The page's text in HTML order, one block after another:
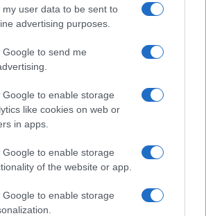
my user data to be sent to
advertising purposes.
to send me
Google to enable storage
like cookies on web or
in apps.
Google to enable storage
of the website or app.
Google to enable storage
a professionisti,
in contesti nei quali il roaming
costoso o poco affidabile.
come una soluzione
a mobilità continua,
e gestione semplificata dei dati
che combina piani nazionali,